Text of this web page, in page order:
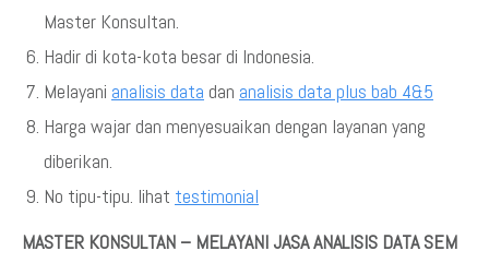
Master Konsultan.
Hadir di kota-kota besar di Indonesia.
Melayani analisis data dan analisis data plus bab 4&5
Harga wajar dan menyesuaikan dengan layanan yang
diberikan.
No tipu-tipu. lihat testimonial
MASTER KONSULTAN – MELAYANI JASA ANALISIS DATA SEM